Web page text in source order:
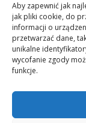
Aby zapewnić jak
jak pliki cookie, do
informacji o
przetwarzać dane,
unikalne
wycofanie zgody
funkcje.